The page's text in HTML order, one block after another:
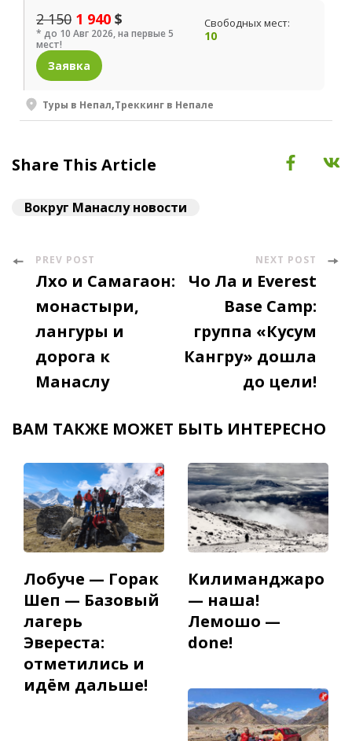
2 150 1 940 $
* до 10 Авг 2026, на первые 5
мест!
Свободных мест:
10
Заявка
Туры в Непал,Треккинг в Непале
Share This Article
Вокруг Манаслу новости
Post
Navigation
PREV POST
Лхо и Самагаон:
монастыри,
лангуры и
дорога к
Манаслу
NEXT POST
Чо Ла и Everest
Base Camp:
группа «Кусум
Кангру» дошла
до цели!
ВАМ ТАКЖЕ МОЖЕТ БЫТЬ ИНТЕРЕСНО
Лобуче — Горак
Шеп — Базовый
лагерь
Эвереста:
отметились и
идём дальше!
Килиманджаро
— наша!
Лемошо —
done!